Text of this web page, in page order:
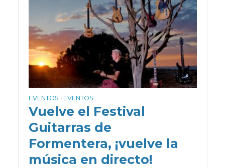
EVENTOS • EVENTOS
Vuelve el Festival
Guitarras de
Formentera, ¡vuelve la
música en directo!